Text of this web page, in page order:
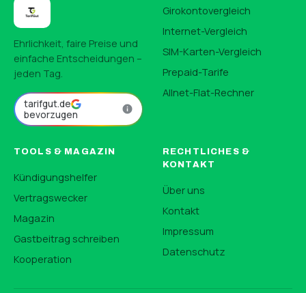
Ehrlichkeit, faire Preise und
einfache Entscheidungen –
jeden Tag.
tarifgut.de
bevorzugen
Girokontovergleich
Internet-Vergleich
SIM-Karten-Vergleich
Prepaid-Tarife
Allnet-Flat-Rechner
TOOLS & MAGAZIN
Kündigungshelfer
Vertragswecker
Magazin
Gastbeitrag schreiben
Kooperation
RECHTLICHES &
KONTAKT
Über uns
Kontakt
Impressum
Datenschutz